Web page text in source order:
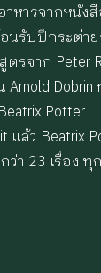
หารจากหนัง
นรับปีกระต่
จาก Peter
Arnold
Potter
แล้ว Beatrix
า 23 เรื่อง ทุ